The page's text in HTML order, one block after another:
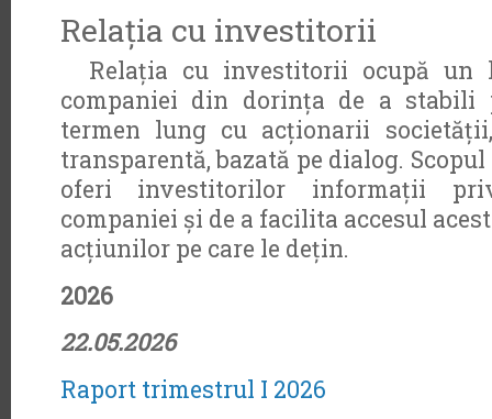
Relația cu investitorii
Relația cu investitorii ocupă un
companiei din dorința de a stabili
termen lung cu acționarii
transparentă, bazată pe dialog.
oferi investitorilor informații
companiei și de a facilita accesul
acțiunilor pe care le dețin.
2026
22.05.2026
Raport trimestrul I 2026